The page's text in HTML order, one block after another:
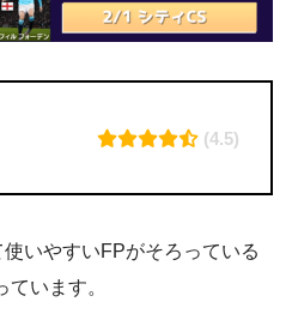
(4.5)
いやすいFPがそろっている
います。